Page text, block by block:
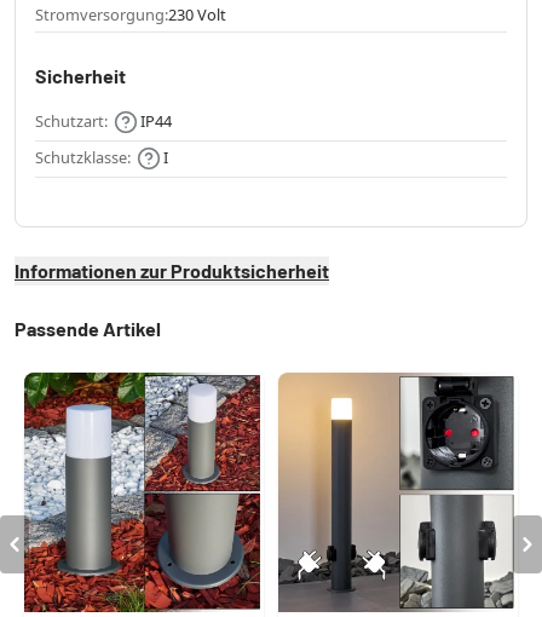
Stromversorgung:230 Volt
Sicherheit
Schutzart:
IP44
Schutzklasse:
I
Informationen zur Produktsicherheit
Passende Artikel